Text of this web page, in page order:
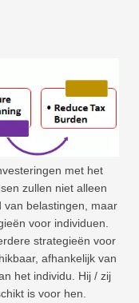
met het
zullen niet alleen
van belastingen, maar
voor individuen.
strategieën voor
afhankelijk van
het individu. Hij / zij
is voor hen.